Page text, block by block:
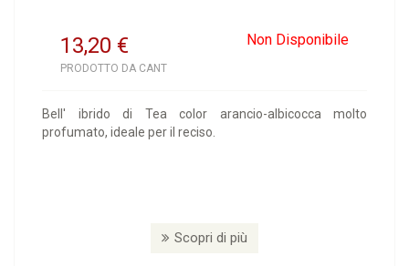
13,20 Non Disponibile
€
PRODOTTO DA CANT
Bell' ibrido di Tea color arancio-albicocca molto
profumato, ideale per il reciso.
Scopri di più